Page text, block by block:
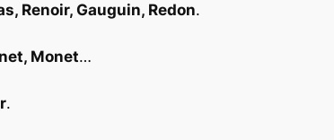
Renoir, Gauguin, Redon.
Monet…
.